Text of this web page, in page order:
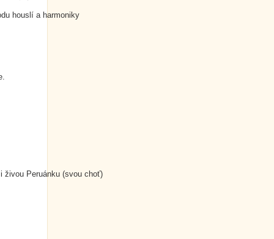
houslí a harmoniky
živou Peruánku (svou choť)